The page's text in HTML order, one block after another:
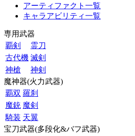
アーティファクト一覧
キャラアビリティ一覧
専用武器
覇剣
霊刀
古代機 滅剣
神槍
神剣
魔神器(火力武器)
覇双 羅刹
魔銃 魔剣
騎装 天翼
宝刀武器(多段化&バフ武器)